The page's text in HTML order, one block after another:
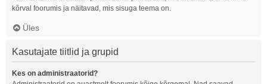
kõrval foorumis ja näitavad, mis sisuga teema on.
Üles
Kasutajate tiitlid ja grupid
Kes on administraatorid?